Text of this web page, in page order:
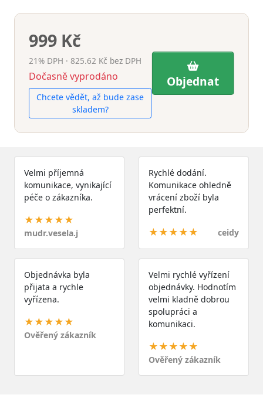
999 Kč
21% DPH · 825.62 Kč bez DPH
Dočasně vyprodáno
Chcete vědět, až bude zase
skladem?
Objednat
Velmi příjemná
komunikace, vynikající
péče o zákazníka.
★★★★★
mudr.vesela.j
Rychlé dodání.
Komunikace ohledně
vrácení zboží byla
perfektní.
★★★★★ ceidy
Objednávka byla
přijata a rychle
vyřízena.
★★★★★
Ověřený zákazník
Velmi rychlé vyřízení
objednávky. Hodnotím
velmi kladně dobrou
spolupráci a
komunikaci.
★★★★★
Ověřený zákazník